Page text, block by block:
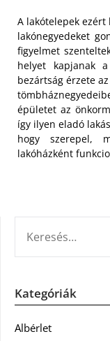
A lakótelepek ezért
lakónegyedeket
figyelmet
helyet kapjanak
bezártság érzete
épületet az
így ilyen eladó
hogy szerepel,
lakóházként
Kategóriák
Albérlet